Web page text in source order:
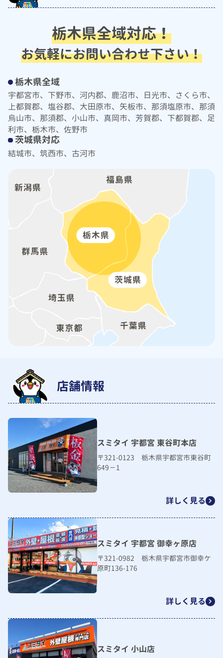
栃木県全域対応！
お気軽にお問い合わせ下さい！
栃木県全域
宇都宮市、下野市、河内郡、鹿沼市、日光市、さくら市、
上都賀郡、塩谷郡、大田原市、矢板市、那須塩原市、那須
烏山市、那須郡、小山市、真岡市、芳賀郡、下都賀郡、足
利市、栃木市、佐野市
茨城県対応
結城市、筑西市、古河市
店舗情報
スミタイ 宇都宮 東谷町本店
〒321-0123 栃木県宇都宮市東谷町
649－1
詳しく見る
スミタイ 宇都宮 御幸ヶ原店
〒321-0982 栃木県宇都宮市御幸ケ
原町136-176
詳しく見る
スミタイ 小山店